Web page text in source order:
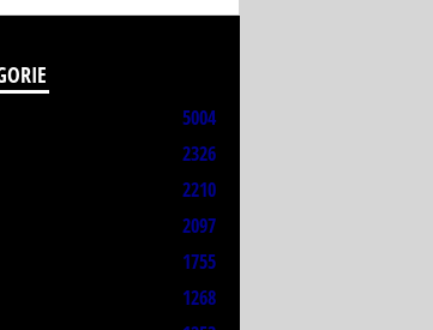
5004
2326
2210
2097
1755
1268